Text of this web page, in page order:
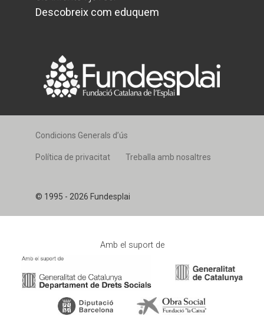
Descobreix com eduquem
© 1995 - 2026 Fundesplai
Condicions Generals d’ús
Política de privacitat Treballa amb nosaltres
Amb el suport de